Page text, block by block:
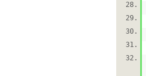
28.
29.
30.
31.
32.